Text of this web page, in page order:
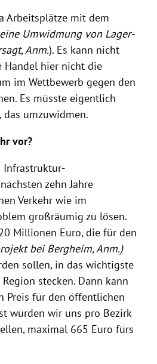
Arbeitsplätze mit dem
Umwidmung von Lager-
Anm.). Es kann nicht
Handel hier nicht die
im Wettbewerb gegen den
Es müsste eigentlich
umzuwidmen.
vor?
Infrastruktur-
zehn Jahre
Verkehr wie im
großräumig zu lösen.
Millionen Euro, die für den
beiBergheim, Anm.)
sollen, in das wichtigste
stecken. Dann kann
Preis für den öffentlichen
würden wir uns pro Bezirk
maximal 665 Euro fürs